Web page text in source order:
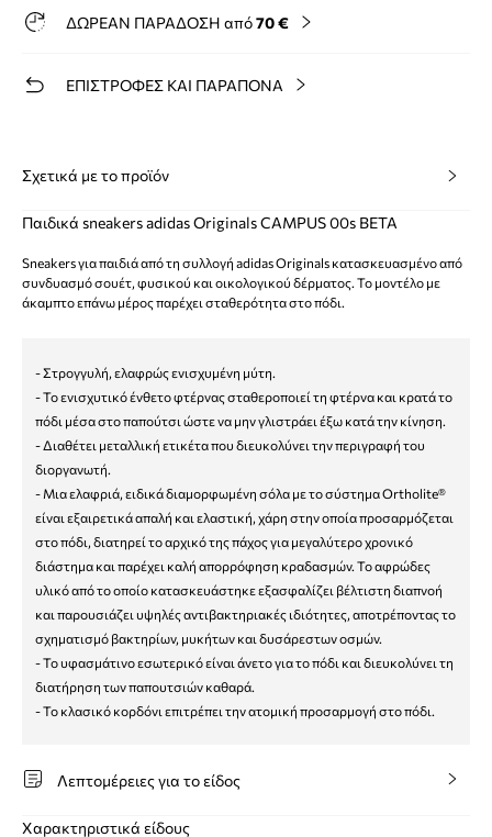
ΔΩΡΕΑΝ ΠΑΡΑΔΟΣΗ από70 €
ΕΠΙΣΤΡΟΦΕΣ ΚΑΙ ΠΑΡΑΠΟΝΑ
Σχετικά με το προϊόν
Παιδικά sneakers adidas Originals CAMPUS 00s BETA
Sneakers για παιδιά από τη συλλογή adidas Originals κατασκευασμένο από
συνδυασμό σουέτ, φυσικού και οικολογικού δέρματος. Το μοντέλο με
άκαμπτο επάνω μέρος παρέχει σταθερότητα στο πόδι.
- Στρογγυλή, ελαφρώς ενισχυμένη μύτη.
- Το ενισχυτικό ένθετο φτέρνας σταθεροποιεί τη φτέρνα και κρατά το
πόδι μέσα στο παπούτσι ώστε να μην γλιστράει έξω κατά την κίνηση.
- Διαθέτει μεταλλική ετικέτα που διευκολύνει την περιγραφή του
διοργανωτή.
- Μια ελαφριά, ειδικά διαμορφωμένη σόλα με το σύστημα Ortholite®
είναι εξαιρετικά απαλή και ελαστική, χάρη στην οποία προσαρμόζεται
στο πόδι, διατηρεί το αρχικό της πάχος για μεγαλύτερο χρονικό
διάστημα και παρέχει καλή απορρόφηση κραδασμών. Το αφρώδες
υλικό από το οποίο κατασκευάστηκε εξασφαλίζει βέλτιστη διαπνοή
και παρουσιάζει υψηλές αντιβακτηριακές ιδιότητες, αποτρέποντας το
σχηματισμό βακτηρίων, μυκήτων και δυσάρεστων οσμών.
- Το υφασμάτινο εσωτερικό είναι άνετο για το πόδι και διευκολύνει τη
διατήρηση των παπουτσιών καθαρά.
- Το κλασικό κορδόνι επιτρέπει την ατομική προσαρμογή στο πόδι.
Λεπτομέρειες για το είδος
Χαρακτηριστικά είδους